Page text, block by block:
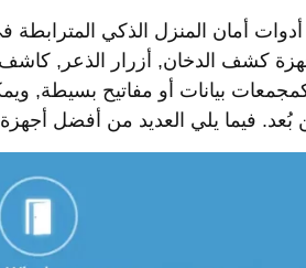
أمان المنزل الذكي المترابطة
كشف الدخان, أزرار الذعر,
كمجمعات بيانات أو مفاتيح بسيطة,
فيما يلي العديد من أفضل أجهزة